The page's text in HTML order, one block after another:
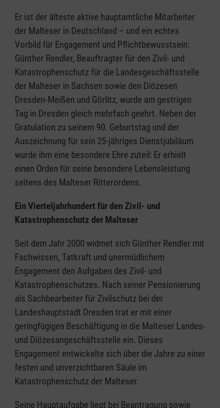
Er ist der älteste aktive hauptamtliche Mitarbeiter
der Malteser in Deutschland – und ein echtes
Vorbild für Engagement und Pflichtbewusstsein:
Günther Rendler, Beauftragter für den Zivil- und
Katastrophenschutz für die Landesgeschäftsstelle
der Malteser in Sachsen sowie den Diözesen
Dresden-Meißen und Görlitz, wurde am gestrigen
Tag in Dresden gleich mehrfach geehrt. Neben der
Gratulation zu seinem 90. Geburtstag und der
Auszeichnung für sein 25-jähriges Dienstjubiläum
wurde ihm eine besondere Ehre zuteil: Er erhielt
einen Orden für seine besondere Lebensleistung
seitens des Malteser Ritterordens.
Ein Vierteljahrhundert für den Zivil- und
Katastrophenschutz der Malteser
Seit dem Jahr 2000 widmet sich Günther Rendler mit
Fachwissen, Tatkraft und unermüdlichem
Engagement den Aufgaben des Zivil- und
Katastrophenschutzes. Nach seiner Pensionierung
als Sachbearbeiter für Zivilschutz bei der
Landeshauptstadt Dresden trat er mit einer
geringfügigen Beschäftigung in die Malteser Landes-
und Diözesangeschäftsstelle ein. Dieses
Engagement entwickelte sich über die Jahre zu einer
festen und unverzichtbaren Säule im
Katastrophenschutz der Malteser.
Seine Hauptaufgabe liegt bei Beantragung sowie